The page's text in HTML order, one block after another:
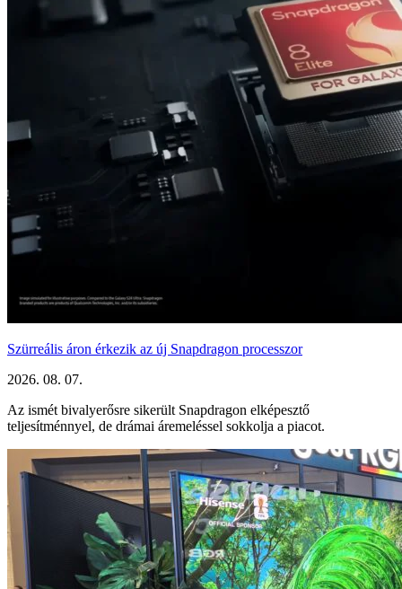
Szürreális áron érkezik az új Snapdragon processzor
2026. 08. 07.
Az ismét bivalyerősre sikerült Snapdragon elképesztő
teljesítménnyel, de drámai áremeléssel sokkolja a piacot.